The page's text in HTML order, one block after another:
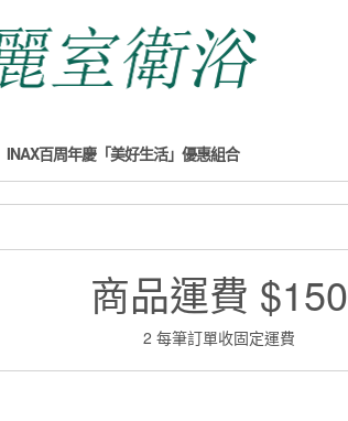
INAX百周年慶「美好生活」優惠組合
商品運費 $150
2 每筆訂單收固定運費